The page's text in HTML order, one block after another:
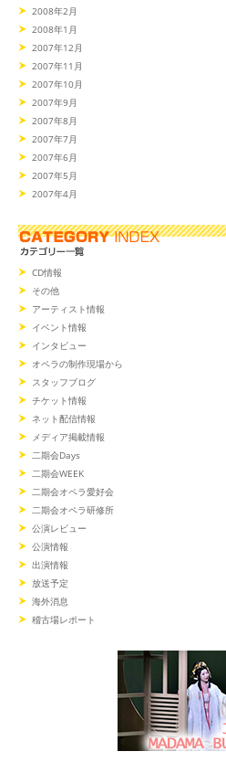
2008年2月
2008年1月
2007年12月
2007年11月
2007年10月
2007年9月
2007年8月
2007年7月
2007年6月
2007年5月
2007年4月
CD情報
その他
アーティスト情報
イベント情報
インタビュー
オペラの制作現場から
スタッフブログ
チケット情報
ネット配信情報
メディア掲載情報
二期会Days
二期会WEEK
二期会オペラ愛好会
二期会オペラ研修所
公演レビュー
公演情報
出演情報
放送予定
海外消息
稽古場レポート